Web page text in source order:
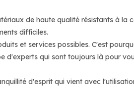
de haute qualité résistants à la
difficiles.
et services possibles. C'est
d'experts qui sont toujours là pour
d'esprit qui vient avec